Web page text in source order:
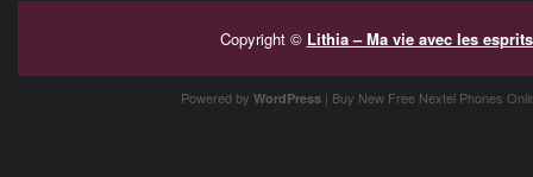
Copyright © Lithia – Ma vie avec les
Powered by WordPress | Buy New Free Nextel Phones